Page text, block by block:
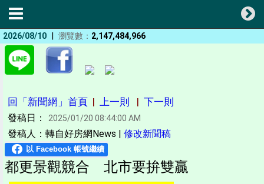
2026/08/10 | 瀏覽數： 2,147,484,966
回「新聞網」首頁 | 上一則 | 下一則
發稿日： 2025/01/20 08:44:00 AM
發稿人：轉自好房網News | 修改新聞稿
都更景觀競合 北市要拚雙贏